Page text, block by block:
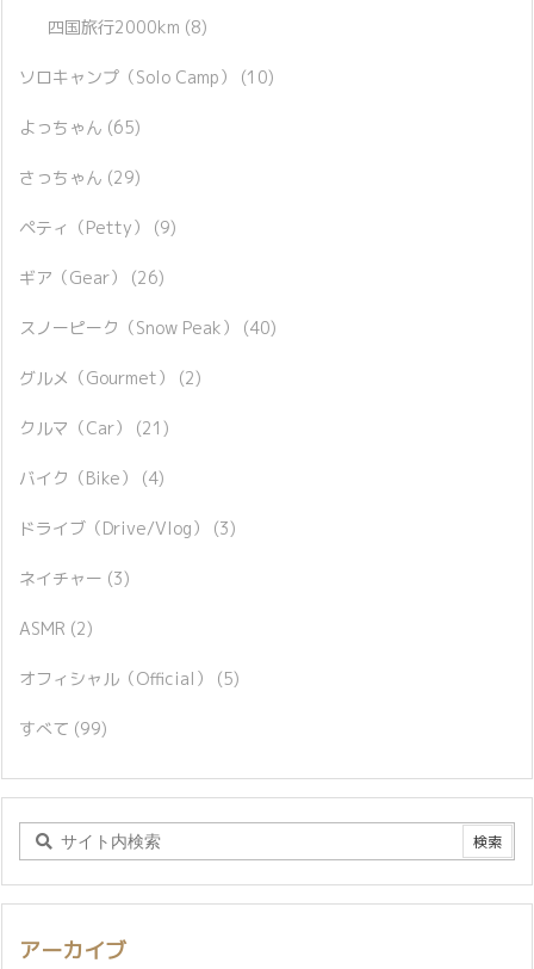
四国旅行2000km (8)
ソロキャンプ（Solo Camp） (10)
よっちゃん (65)
さっちゃん (29)
ペティ（Petty） (9)
ギア（Gear） (26)
スノーピーク（Snow Peak） (40)
グルメ（Gourmet） (2)
クルマ（Car） (21)
バイク（Bike） (4)
ドライブ（Drive/Vlog） (3)
ネイチャー (3)
ASMR (2)
オフィシャル（Official） (5)
すべて (99)
アーカイブ